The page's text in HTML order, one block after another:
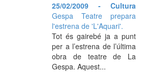
25/02/2009 - Cultura
Gespa Teatre prepara
l'estrena de 'L'Aquari'.
Tot és gairebé ja a punt
per a l’estrena de l’última
obra de teatre de La
Gespa. Aquest...